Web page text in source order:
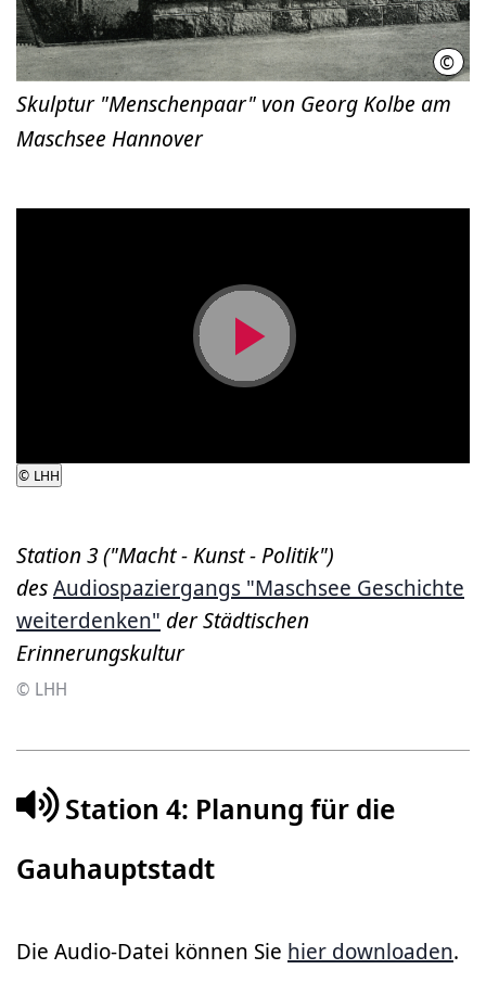
©
Skulptur "Menschenpaar" von Georg Kolbe am
Maschsee Hannover
Video
© LHH
Station 3 ("Macht - Kunst - Politik")
desAudiospaziergangs "Maschsee Geschichte
weiterdenken" der Städtischen
Erinnerungskultur
© LHH
Station 4: Planung für die
Gauhauptstadt
Die Audio-Datei können Sie hier downloaden.